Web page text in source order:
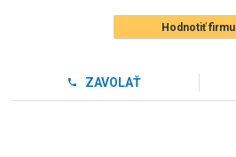
Hodnotiť firmu
ZAVOLAŤ